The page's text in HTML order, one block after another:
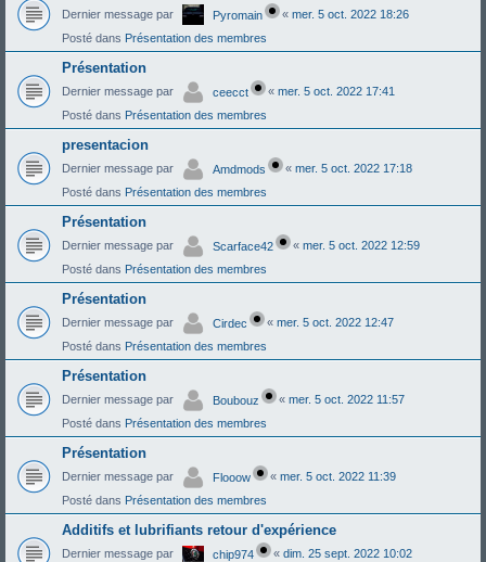
Dernier message par Pyromain « mer. 5 oct. 2022 18:26
Posté dans Présentation des membres
Présentation
Dernier message par ceecct « mer. 5 oct. 2022 17:41
Posté dans Présentation des membres
presentacion
Dernier message par Amdmods « mer. 5 oct. 2022 17:18
Posté dans Présentation des membres
Présentation
Dernier message par Scarface42 « mer. 5 oct. 2022 12:59
Posté dans Présentation des membres
Présentation
Dernier message par Cirdec « mer. 5 oct. 2022 12:47
Posté dans Présentation des membres
Présentation
Dernier message par Boubouz « mer. 5 oct. 2022 11:57
Posté dans Présentation des membres
Présentation
Dernier message par Flooow « mer. 5 oct. 2022 11:39
Posté dans Présentation des membres
Additifs et lubrifiants retour d'expérience
Dernier message par chip974 « dim. 25 sept. 2022 10:02